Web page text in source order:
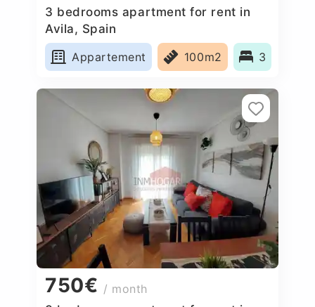
3 bedrooms apartment for rent in
Avila, Spain
Appartement
100m2 3
750€ / month